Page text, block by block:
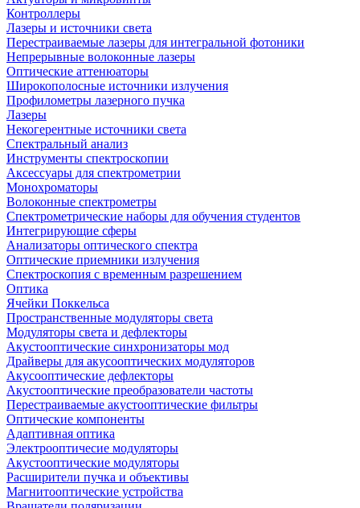
Контроллеры
Лазеры и источники света
Перестраиваемые лазеры для интегральной фотоники
Непрерывные волоконные лазеры
Оптические аттенюаторы
Широкополосные источники излучения
Профилометры лазерного пучка
Лазеры
Некогерентные источники света
Спектральный анализ
Инструменты спектроскопии
Аксессуары для спектрометрии
Монохроматоры
Волоконные спектрометры
Спектрометрические наборы для обучения студентов
Интегрирующие сферы
Анализаторы оптического спектра
Оптические приемники излучения
Спектроскопия с временным разрешением
Оптика
Ячейки Поккельса
Пространственные модуляторы света
Модуляторы света и дефлекторы
Акустооптические синхронизаторы мод
Драйверы для акусооптических модуляторов
Акусооптические дефлекторы
Акустооптические преобразователи частоты
Перестраиваемые акустооптические фильтры
Оптические компоненты
Адаптивная оптика
Электрооптичесие модуляторы
Акустооптические модуляторы
Расширители пучка и объективы
Магнитооптические устройства